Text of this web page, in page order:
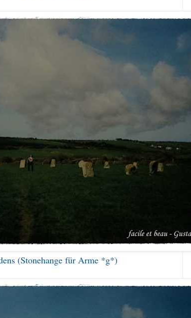
(Stonehange für Arme *g*)